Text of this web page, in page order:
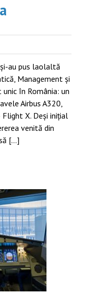
și-au pus laolaltă
Management și
în România: un
Airbus A320,
X. Deși inițial
venită din
[…]